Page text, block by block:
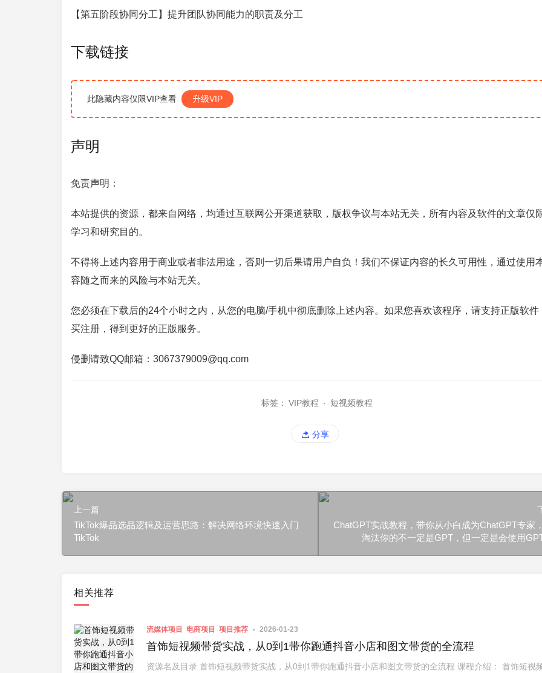
【第五阶段协同分工】提升团队协同能力的职责及分工
下载链接
此隐藏内容仅限VIP查看 升级VIP
声明
免责声明：
本站提供的资源，都来自网络，均通过互联网公开渠道获取，版权争议与本站无关，所有内容及软件的文章仅
学习和研究目的。
不得将上述内容用于商业或者非法用途，否则一切后果请用户自负！我们不保证内容的长久可用性，通过使用
容随之而来的风险与本站无关。
您必须在下载后的24个小时之内，从您的电脑/手机中彻底删除上述内容。如果您喜欢该程序，请支持正版软件
买注册，得到更好的正版服务。
侵删请致QQ邮箱：3067379009@qq.com
标签： VIP教程 · 短视频教程
分享
上一篇
TikTok爆品选品逻辑及运营思路：解决网络环境快速入门
TikTok
ChatGPT实战教程，带你从小白成为ChatGPT专家
淘汰你的不一定是GPT，但一定是会使用
相关推荐
流媒体项目 电商项目 项目推荐 2026-01-23
首饰短视频带货实战，从0到1带你跑通抖音小店和图文带货的全流程
资源名及目录 首饰短视频带货实战，从0到1带你跑通抖音小店和图文带货的全流程 课程介绍： 首饰短视